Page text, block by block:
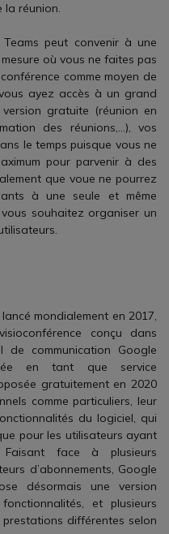
la réunion.
peut convenir à une
où vous ne faites pas
comme moyen de
ayez accès à un grand
gratuite (réunion en
des réunions,…), vos
le temps puisque vous ne
pour parvenir à des
que voue ne pourrez
à une seule et même
souhaitez organiser un
mondialement en 2017,
conçu dans
de communication Google
en tant que service
gratuitement en 2020
comme particuliers, leur
du logiciel, qui
pour les utilisateurs ayant
face à plusieurs
d’abonnements, Google
désormais une version
et plusieurs
différentes selon